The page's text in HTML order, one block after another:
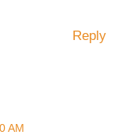
Reply
AM